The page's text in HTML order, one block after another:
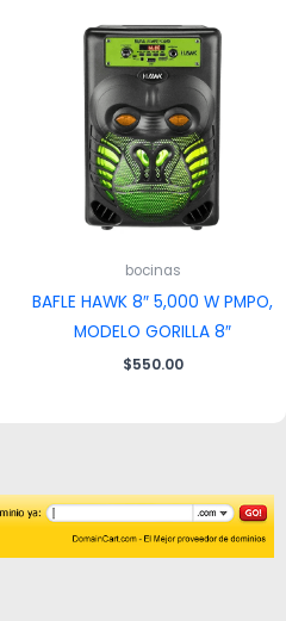
bocinas
BAFLE HAWK 8″ 5,000 W PMPO,
MODELO GORILLA 8″
$550.00